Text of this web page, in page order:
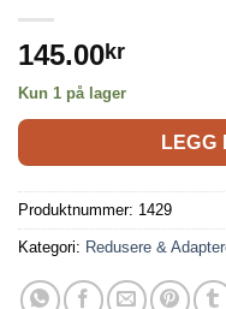
145.00kr
Kun 1 på lager
LEGG
Produktnummer: 1429
Kategori: Redusere &